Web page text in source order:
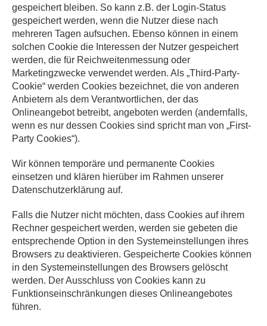
gespeichert bleiben. So kann z.B. der Login-Status
gespeichert werden, wenn die Nutzer diese nach
mehreren Tagen aufsuchen. Ebenso können in einem
solchen Cookie die Interessen der Nutzer gespeichert
werden, die für Reichweitenmessung oder
Marketingzwecke verwendet werden. Als „Third-Party-
Cookie“ werden Cookies bezeichnet, die von anderen
Anbietern als dem Verantwortlichen, der das
Onlineangebot betreibt, angeboten werden (andernfalls,
wenn es nur dessen Cookies sind spricht man von „First-
Party Cookies“).
Wir können temporäre und permanente Cookies
einsetzen und klären hierüber im Rahmen unserer
Datenschutzerklärung auf.
Falls die Nutzer nicht möchten, dass Cookies auf ihrem
Rechner gespeichert werden, werden sie gebeten die
entsprechende Option in den Systemeinstellungen ihres
Browsers zu deaktivieren. Gespeicherte Cookies können
in den Systemeinstellungen des Browsers gelöscht
werden. Der Ausschluss von Cookies kann zu
Funktionseinschränkungen dieses Onlineangebotes
führen.